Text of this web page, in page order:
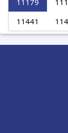
11179
11441